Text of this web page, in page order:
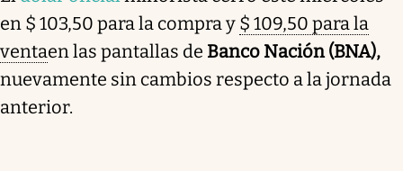
en $ 103,50 para la compra y $ 109,50 para la
ventaen las pantallas de Banco Nación (BNA),
nuevamente sin cambios respecto a la jornada
anterior.